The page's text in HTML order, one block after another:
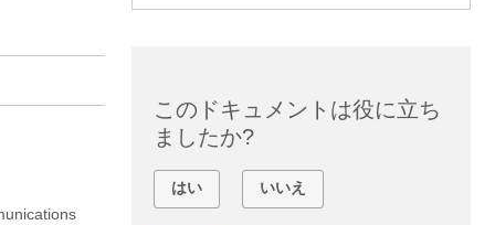
このドキュメントは役に立ち
ましたか?
はい いいえ